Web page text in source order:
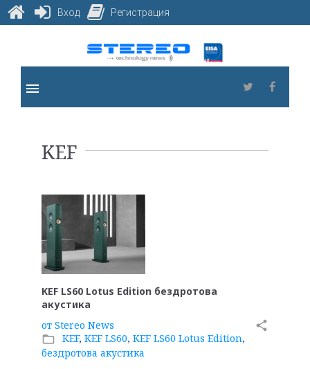
content
Twitter
menu
KEF
KEF
KEF LS60 Lotus Edition бездротова
акустика
от Stereo News
folder_open KEF, KEF LS60, KEF LS60 Lotus Edition,
бездротова акустика
share
Вход Регистрация